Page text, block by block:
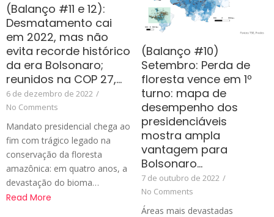
(Balanço #11 e 12):
Desmatamento cai
em 2022, mas não
evita recorde histórico
da era Bolsonaro;
reunidos na COP 27,…
6 de dezembro de 2022 /
No Comments
Mandato presidencial chega ao
fim com trágico legado na
conservação da floresta
amazônica: em quatro anos, a
devastação do bioma…
Read More
(Balanço #10)
Setembro: Perda de
floresta vence em 1º
turno: mapa de
desempenho dos
presidenciáveis
mostra ampla
vantagem para
Bolsonaro…
7 de outubro de 2022 /
No Comments
Áreas mais devastadas